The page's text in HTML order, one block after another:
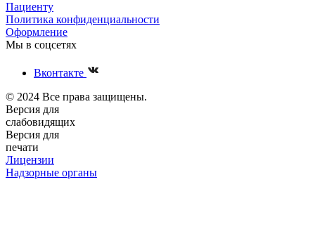
Пациенту
Политика конфиденциальности
Оформление
Мы в соцсетях
Вконтакте
© 2024 Все права защищены.
Версия для
слабовидящих
Версия для
печати
Лицензии
Надзорные органы